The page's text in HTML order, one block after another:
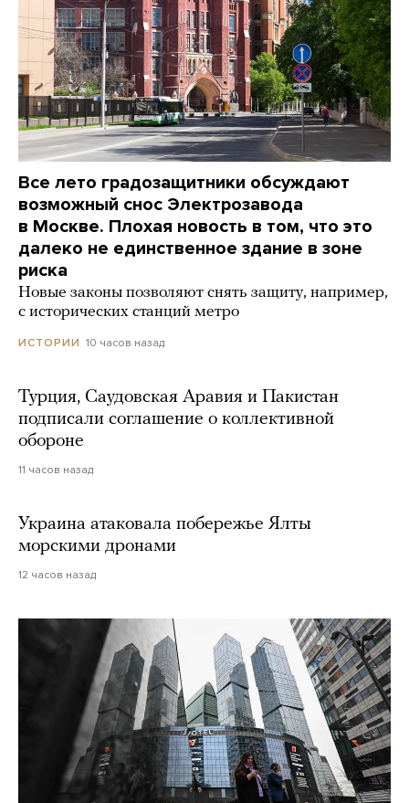
Все лето градозащитники обсуждают
возможный снос Электрозавода
в Москве. Плохая новость в том, что это
далеко не единственное здание в зоне
риска
Новые законы позволяют снять защиту, например,
с исторических станций метро
ИСТОРИИ 10 часов назад
Турция, Саудовская Аравия и Пакистан
подписали соглашение о коллективной
обороне
11 часов назад
Украина атаковала побережье Ялты
морскими дронами
12 часов назад